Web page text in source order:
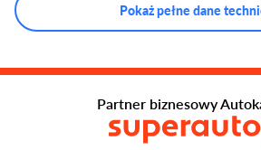
Pokaż pełne dane
Partner biznesowy